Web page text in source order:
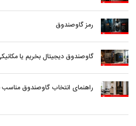
رمز گاوصندوق
گاوصندوق دیجیتال بخریم یا
راهنمای انتخاب گاوصندوق